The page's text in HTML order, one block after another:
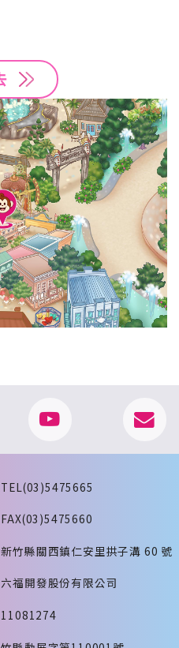
TEL(03)5475665
FAX(03)5475660
新竹縣關西鎮仁安里拱子溝 60 號
六福開發股份有限公司
11081274